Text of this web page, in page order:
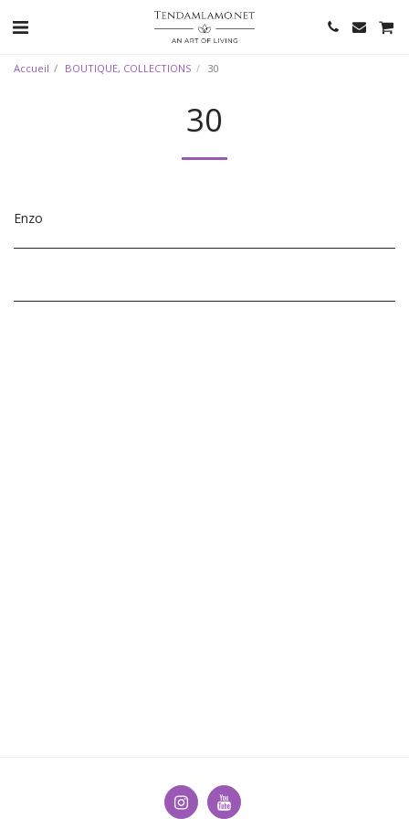
Accueil BOUTIQUE, COLLECTIONS 30
30
Enzo